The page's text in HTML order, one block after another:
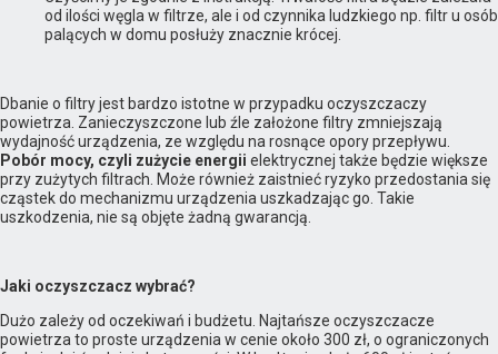
od ilości węgla w filtrze, ale i od czynnika ludzkiego np. filtr u osób
palących w domu posłuży znacznie krócej.
Dbanie o filtry jest bardzo istotne w przypadku oczyszczaczy
powietrza. Zanieczyszczone lub źle założone filtry zmniejszają
wydajność urządzenia, ze względu na rosnące opory przepływu.
Pobór mocy, czyli zużycie energii elektrycznej także będzie większe
przy zużytych filtrach. Może również zaistnieć ryzyko przedostania się
cząstek do mechanizmu urządzenia uszkadzając go. Takie
uszkodzenia, nie są objęte żadną gwarancją.
Jaki oczyszczacz wybrać?
Dużo zależy od oczekiwań i budżetu. Najtańsze oczyszczacze
powietrza to proste urządzenia w cenie około 300 zł, o ograniczonych